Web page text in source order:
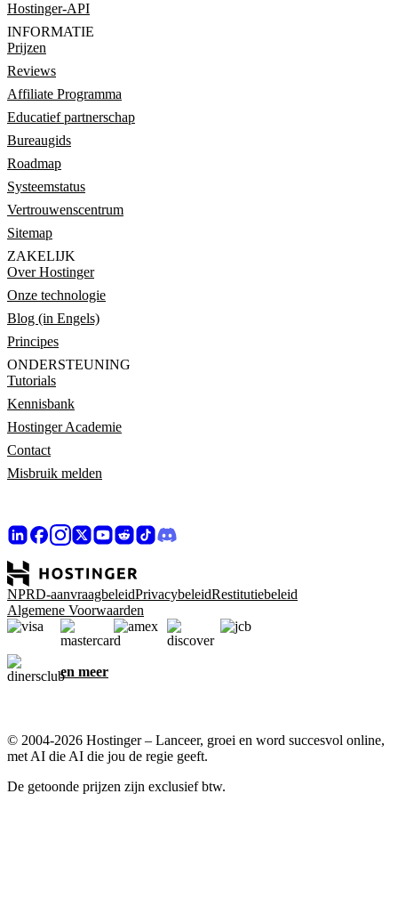
Hostinger-API
INFORMATIE
Prijzen
Reviews
Affiliate Programma
Educatief partnerschap
Bureaugids
Roadmap
Systeemstatus
Vertrouwenscentrum
Sitemap
ZAKELIJK
Over Hostinger
Onze technologie
Blog (in Engels)
Principes
ONDERSTEUNING
Tutorials
Kennisbank
Hostinger Academie
Contact
Misbruik melden
NPRD-aanvraagbeleidPrivacybeleidRestitutiebeleid
Algemene Voorwaarden
en meer
© 2004-2026 Hostinger – Lanceer, groei en word succesvol online,
met AI die AI die jou de regie geeft.
De getoonde prijzen zijn exclusief btw.